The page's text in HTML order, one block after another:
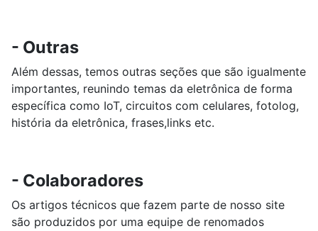
- Outras
Além dessas, temos outras seções que são igualmente
importantes, reunindo temas da eletrônica de forma
específica como IoT, circuitos com celulares, fotolog,
história da eletrônica, frases,links etc.
- Colaboradores
Os artigos técnicos que fazem parte de nosso site
são produzidos por uma equipe de renomados